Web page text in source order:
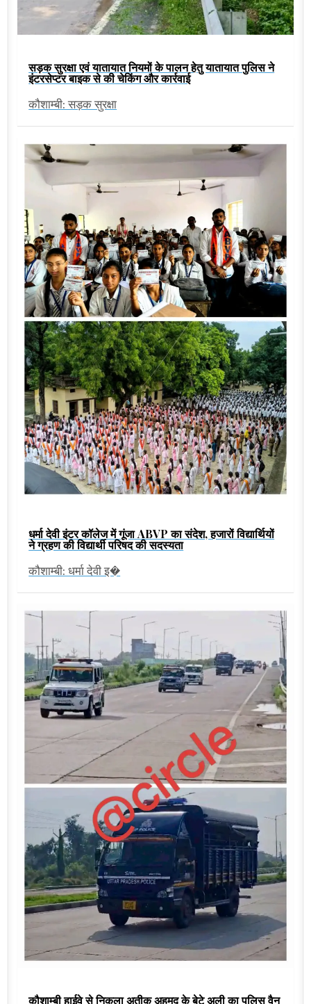
सड़क सुरक्षा एवं यातायात नियमों के पालन हेतु यातायात पुलिस ने
इंटरसेप्टर बाइक से की चेकिंग और कार्रवाई
कौशाम्बी: सड़क सुरक्षा
धर्मा देवी इंटर कॉलेज में गूंजा ABVP का संदेश, हजारों विद्यार्थियों
ने ग्रहण की विद्यार्थी परिषद की सदस्यता
कौशाम्बी: धर्मा देवी इ�
कौशाम्बी हाईवे से निकला अतीक अहमद के बेटे अली का पुलिस वैन